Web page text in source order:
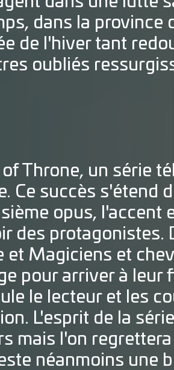
dans la province
de l'hiver tant
oubliés
of Throne, un série
Ce succès s'étend
opus, l'accent
des protagonistes.
et Magiciens et
pour arriver à leur
le lecteur et les
L'esprit de la
mais l'on
néanmoins une